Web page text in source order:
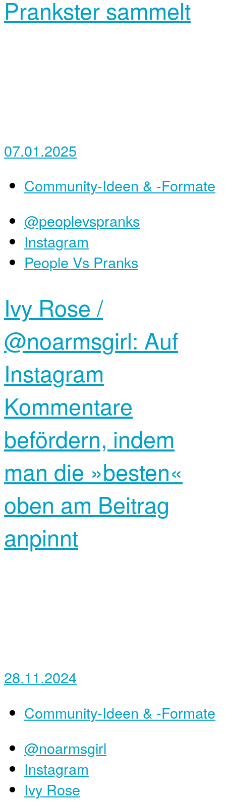
Prankster sammelt
07.01.2025
Community-Ideen & -Formate
@peoplevspranks
Instagram
People Vs Pranks
Ivy Rose /
@noarmsgirl: Auf
Instagram
Kommentare
befördern, indem
man die »besten«
oben am Beitrag
anpinnt
28.11.2024
Community-Ideen & -Formate
@noarmsgirl
Instagram
Ivy Rose